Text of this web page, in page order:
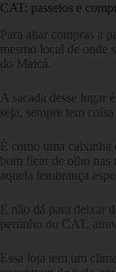
CAT: passeios e
Para aliar compras a
mesmo local de onde
do Maicá.
A sacada desse lugar
seja, sempre tem
É como uma caixinha
bom ficar de olho nas
aquela lembrança
E não dá para deixar
pertinho do CAT,
Essa loja tem um